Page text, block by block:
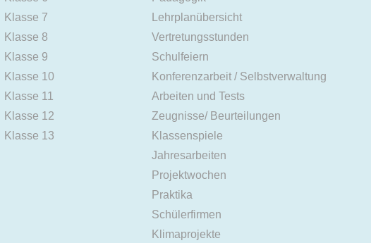
Klasse 7
Klasse 8
Klasse 9
Klasse 10
Klasse 11
Klasse 12
Klasse 13
Lehrplanübersicht
Vertretungsstunden
Schulfeiern
Konferenzarbeit / Selbstverwaltung
Arbeiten und Tests
Zeugnisse/ Beurteilungen
Klassenspiele
Jahresarbeiten
Projektwochen
Praktika
Schülerfirmen
Klimaprojekte